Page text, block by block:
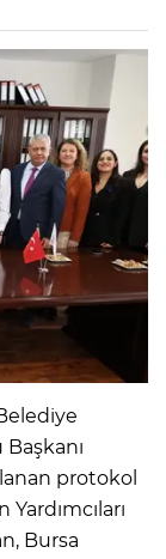
protokol
Bursa